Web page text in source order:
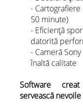
-
50 minute)
- Eficiență
datorită
- Cameră
înaltă calitate
Software
servească